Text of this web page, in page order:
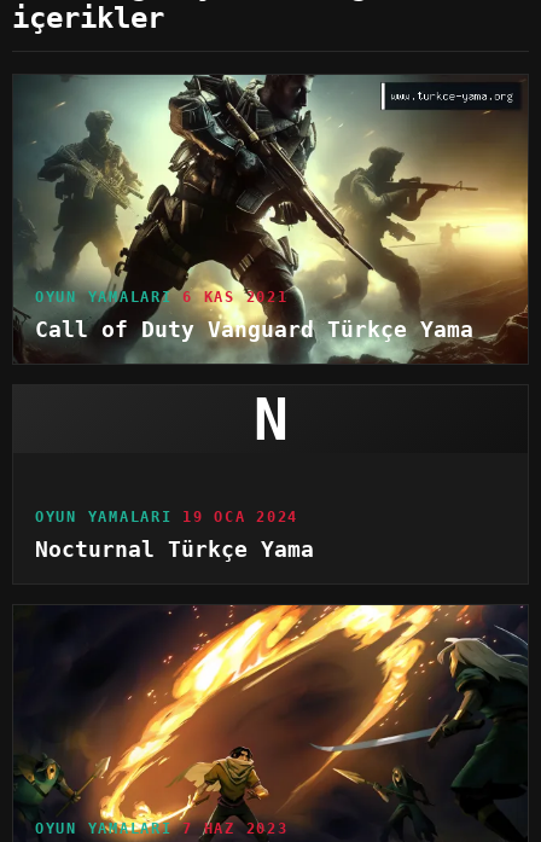
içerikler
OYUN YAMALARI 6 KAS 2021
Call of Duty Vanguard Türkçe Yama
N
OYUN YAMALARI 19 OCA 2024
Nocturnal Türkçe Yama
OYUN YAMALARI 7 HAZ 2023